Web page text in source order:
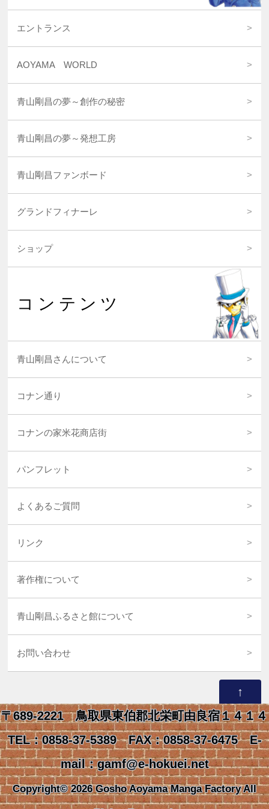
エントランス
AOYAMA WORLD
青山剛昌の夢～創作の秘密
青山剛昌の夢～発想工房
青山剛昌ファンボード
グランドフィナーレ
ショップ
コンテンツ
青山剛昌さんについて
コナン通り
コナンの家米花商店街
パンフレット
よくあるご質問
リンク
著作権について
青山剛昌ふるさと館について
お問い合わせ
↑
〒689-2221 鳥取県東伯郡北栄町由良宿１４１４
TEL：0858-37-5389 FAX：0858-37-6475 E-
mail：gamf@e-hokuei.net
Copyright© 2026 Gosho Aoyama Manga Factory All